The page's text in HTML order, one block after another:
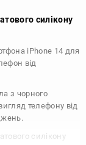
силікону
iPhone 14 для
від
з чорного
телефону від
силікону